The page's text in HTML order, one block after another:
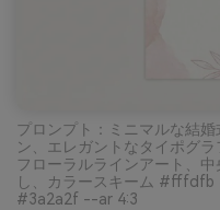
プロンプト：ミニマルな結
ン、エレガントなタイポグ
フローラルラインアート、
し、カラースキーム
#3a2a2f --ar 4:3